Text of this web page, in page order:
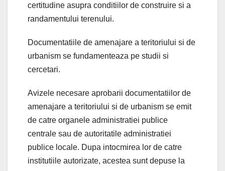
certitudine asupra conditiilor de construire si a
randamentului terenului.
Documentatiile de amenajare a teritoriului si de
urbanism se fundamenteaza pe studii si
cercetari.
Avizele necesare aprobarii documentatiilor de
amenajare a teritoriului si de urbanism se emit
de catre organele administratiei publice
centrale sau de autoritatile administratiei
publice locale. Dupa intocmirea lor de catre
institutiile autorizate, acestea sunt depuse la